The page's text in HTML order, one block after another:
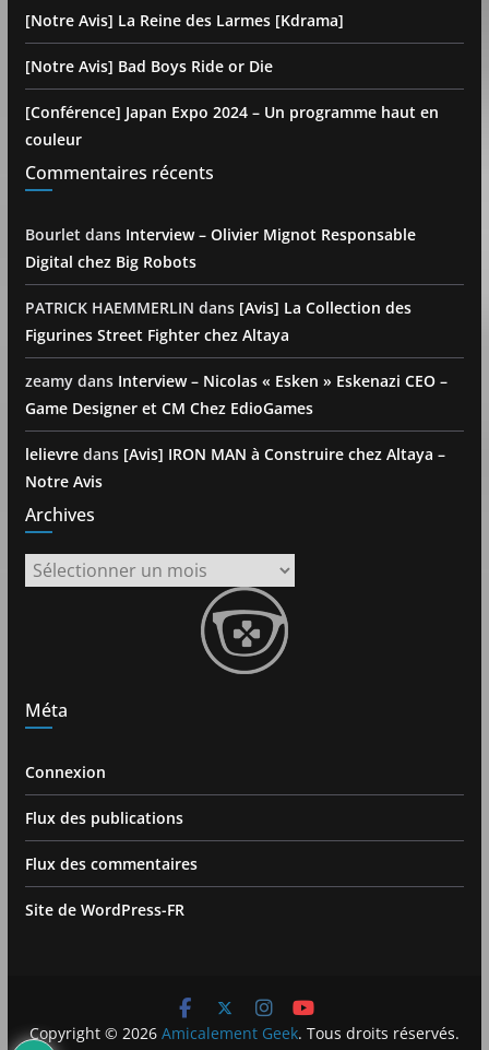
[Notre Avis] La Reine des Larmes [Kdrama]
[Notre Avis] Bad Boys Ride or Die
[Conférence] Japan Expo 2024 – Un programme haut en
couleur
Commentaires récents
Bourlet dans Interview – Olivier Mignot Responsable
Digital chez Big Robots
PATRICK HAEMMERLIN dans [Avis] La Collection des
Figurines Street Fighter chez Altaya
zeamydans Interview – Nicolas « Esken » Eskenazi CEO –
Game Designer et CM Chez EdioGames
lelievredans [Avis] IRON MAN à Construire chez Altaya –
Notre Avis
Archives
Archives
Méta
Connexion
Flux des publications
Flux des commentaires
Site de WordPress-FR
Copyright © 2026 Amicalement Geek. Tous droits réservés.